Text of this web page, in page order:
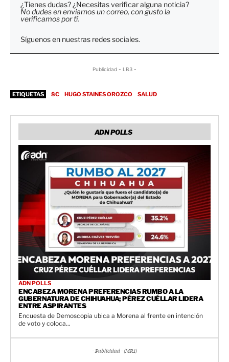
¿Tienes dudas? ¿Necesitas verificar alguna noticia?
No dudes en enviarnos un correo, con gusto la
verificamos por tí.
Síguenos en nuestras redes sociales.
Publicidad - LB3 -
ETIQUETAS 8C HUGO STAINES OROZCO SALUD
ADN POLLS
ADN POLLS
ENCABEZA MORENA PREFERENCIAS RUMBO A LA
GUBERNATURA DE CHIHUAHUA; PÉREZ CUÉLLAR LIDERA
ENTRE ASPIRANTES
Encuesta de Demoscopia ubica a Morena al frente en intención
de voto y coloca...
- Publicidad - (MR1)